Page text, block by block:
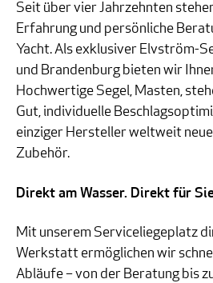
Seit über vier Jahrzehnten
Erfahrung und persönliche
Yacht. Als exklusiver Elvström-
und Brandenburg bieten wir
Hochwertige Segel, Masten,
Gut, individuelle
einziger Hersteller weltweit
Zubehör.
Direkt am Wasser. Direkt für
Mit unserem Serviceliegeplatz
Werkstatt ermöglichen wir
Abläufe – von der Beratung bis